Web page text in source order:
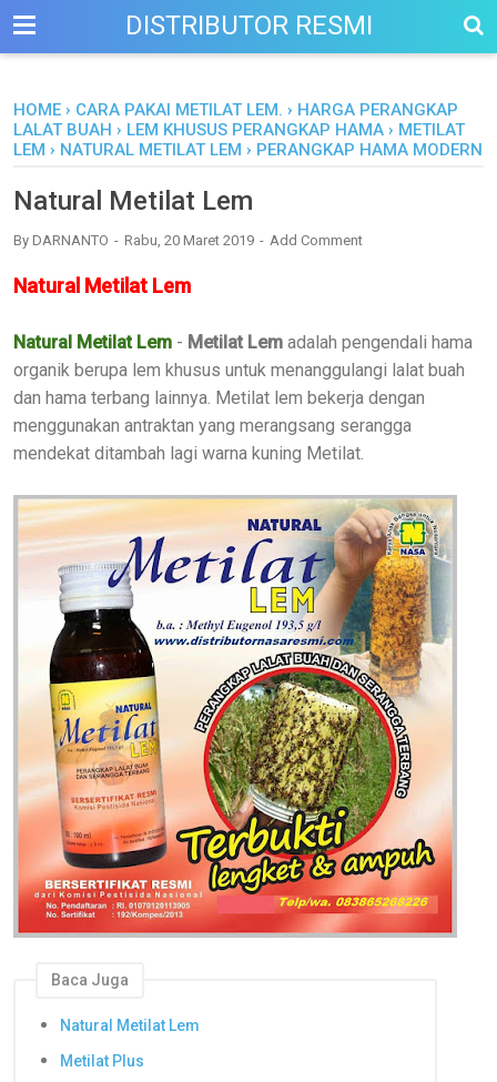
DISTRIBUTOR RESMI
HOME › CARA PAKAI METILAT LEM. › HARGA PERANGKAP
LALAT BUAH › LEM KHUSUS PERANGKAP HAMA › METILAT
LEM › NATURAL METILAT LEM › PERANGKAP HAMA MODERN
Natural Metilat Lem
By DARNANTO Rabu, 20 Maret 2019 Add Comment
Natural Metilat Lem
Natural Metilat Lem - Metilat Lem adalah pengendali hama
organik berupa lem khusus untuk menanggulangi lalat buah
dan hama terbang lainnya. Metilat lem bekerja dengan
menggunakan antraktan yang merangsang serangga
mendekat ditambah lagi warna kuning Metilat.
Baca Juga
Natural Metilat Lem
Metilat Plus